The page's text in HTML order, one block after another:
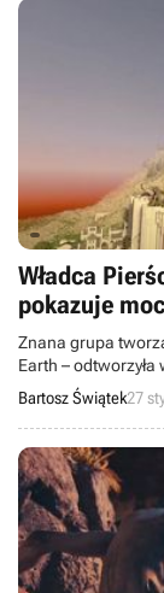
Władca
pokazuje
Znana grupa
Earth –
Pierścieni. Kreacja
Bartosz Świątek27